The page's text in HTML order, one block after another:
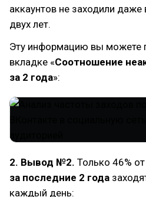
аккаунтов не заходили даже
двух лет.
Эту информацию вы можете
вкладке «Соотношение
за 2 года»:
2. Вывод №2. Только 46%
за последние 2 года
каждый день: